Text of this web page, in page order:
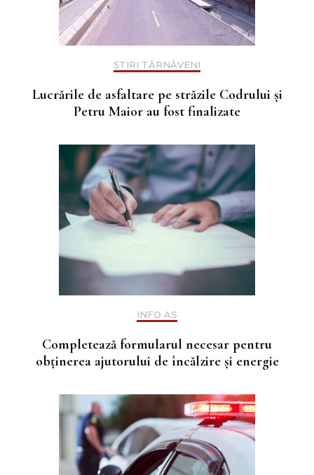
ȘTIRI TÂRNĂVENI
Lucrările de asfaltare pe străzile Codrului și
Petru Maior au fost finalizate
INFO AS
Completează formularul necesar pentru
obținerea ajutorului de încălzire și energie